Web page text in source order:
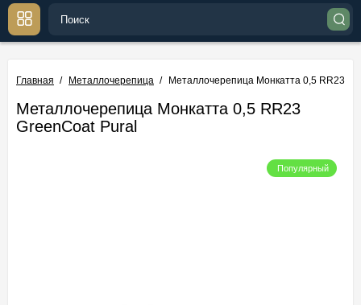
Главная Металлочерепица Металлочерепица Монкатта 0,5 RR23
Металлочерепица Монкатта 0,5 RR23
GreenCoat Pural
Популярный